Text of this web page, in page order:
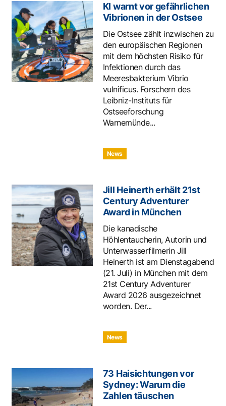
KI warnt vor gefährlichen
Vibrionen in der Ostsee
Die Ostsee zählt inzwischen zu
den europäischen Regionen
mit dem höchsten Risiko für
Infektionen durch das
Meeresbakterium Vibrio
vulnificus. Forschern des
Leibniz-Instituts für
Ostseeforschung
Warnemünde...
News
Jill Heinerth erhält 21st
Century Adventurer
Award in München
Die kanadische
Höhlentaucherin, Autorin und
Unterwasserfilmerin Jill
Heinerth ist am Dienstagabend
(21. Juli) in München mit dem
21st Century Adventurer
Award 2026 ausgezeichnet
worden. Der...
News
73 Haisichtungen vor
Sydney: Warum die
Zahlen täuschen